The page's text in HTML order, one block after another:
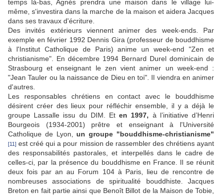
temps là-bas, Agnès prendra une maison dans le village lui-
même, s'investira dans la marche de la maison et aidera Jacques
dans ses travaux d'écriture.
Des invités extérieurs viennent animer des week-ends. Par
exemple en février 1992 Dennis Gira (professeur de bouddhisme
à l'Institut Catholique de Paris) anime un week-end "Zen et
christianisme". En décembre 1994 Bernard Durel dominicain de
Strasbourg et enseignant le zen vient animer un week-end :
"Jean Tauler ou la naissance de Dieu en toi". Il viendra en animer
d'autres.
Les responsables chrétiens en contact avec le bouddhisme
désirent créer des lieux pour réfléchir ensemble, il y a déjà le
groupe Lassalle issu du DIM. Eten 1997, à l’initiative d’Henri
Bourgeois (1934-2001) prêtre et enseignant à l'Université
Catholique de Lyon,un groupe "bouddhisme-christianisme"
[11] est créé qui a pour mission de rassembler des chrétiens ayant
des responsabilités pastorales, et interpellés dans le cadre de
celles-ci, par la présence du bouddhisme en France. Il se réunit
deux fois par an au Forum 104 à Paris, lieu de rencontre de
nombreuses associations de spiritualité bouddhiste. Jacques
Breton en fait partie ainsi que Benoît Billot de la Maison de Tobie,